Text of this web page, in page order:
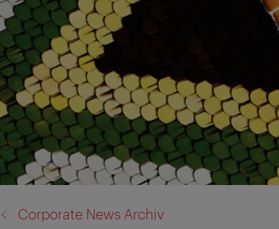
Corporate News Archiv